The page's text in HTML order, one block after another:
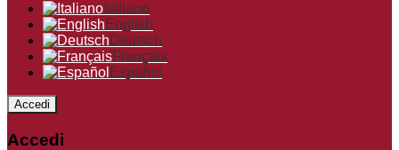
Italiano
English
Deutsch
Français
Español
Accedi
Accedi